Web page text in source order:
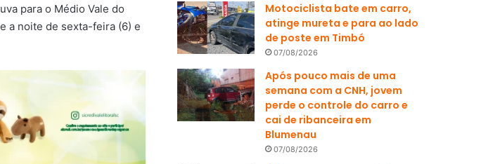
para o Médio Vale do
a noite de sexta-feira (6) e
Motociclista bate em carro,
atinge mureta e para ao lado
de poste em Timbó
07/08/2026
Após pouco mais de uma
semana com a CNH, jovem
perde o controle do carro e
cai de ribanceira em
Blumenau
07/08/2026